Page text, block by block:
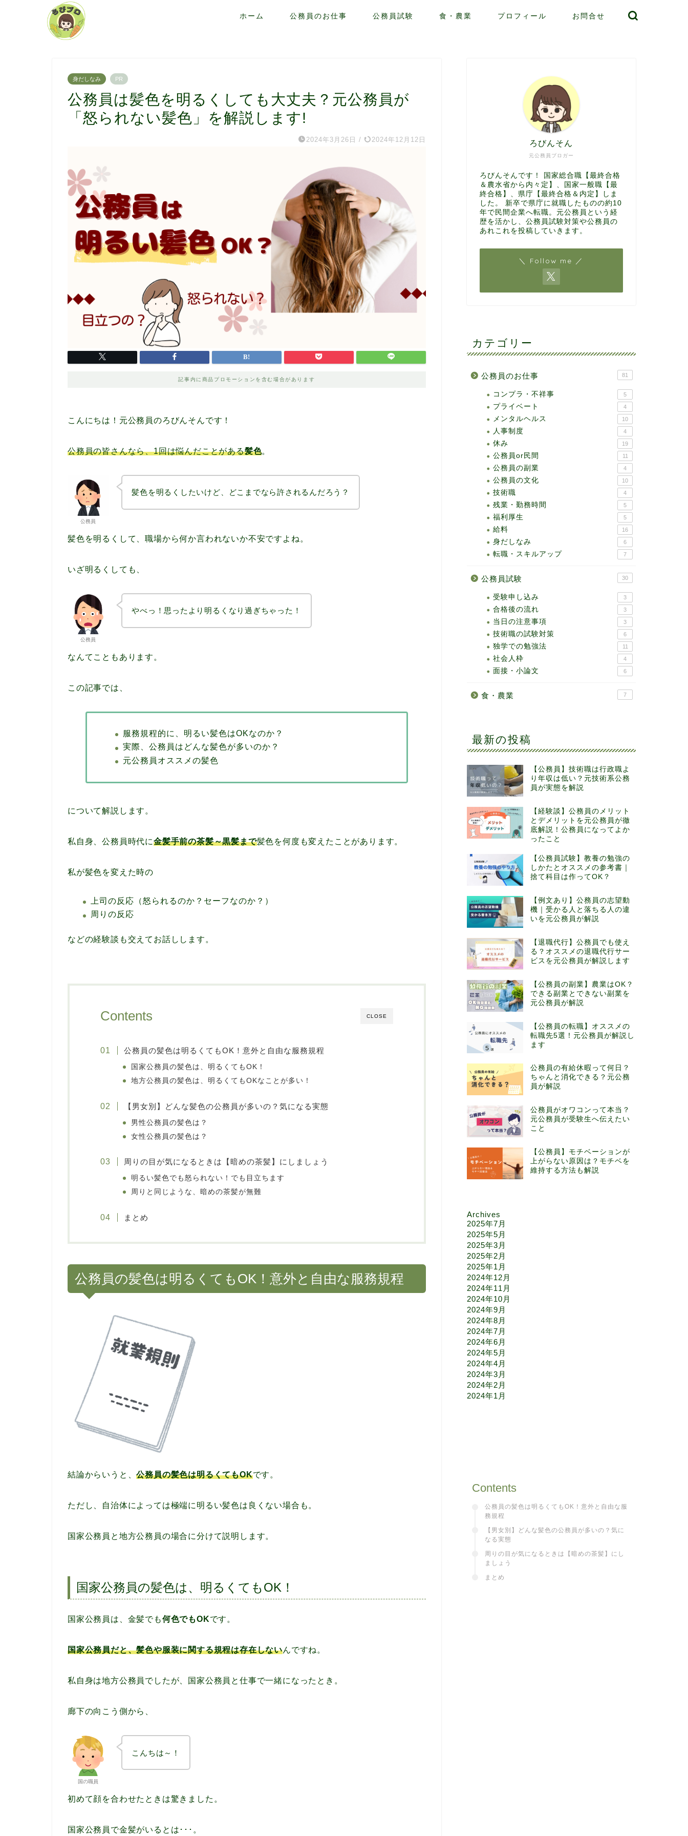
ホーム 公務員のお仕事 公務員試験 食・農業 プロフィール お問合せ
身だしなみ PR
公務員は髪色を明るくしても大丈夫？元公務員が
「怒られない髪色」を解説します!
2024年3月26日 / 2024年12月12日
記事内に商品プロモーションを含む場合があります
こんにちは！元公務員のろびんそんです！
公務員の皆さんなら、1回は悩んだことがある髪色。
公務員
髪色を明るくしたいけど、どこまでなら許されるんだろう？
髪色を明るくして、職場から何か言われないか不安ですよね。
いざ明るくしても、
公務員
やべっ！思ったより明るくなり過ぎちゃった！
なんてこともあります。
この記事では、
服務規程的に、明るい髪色はOKなのか？
実際、公務員はどんな髪色が多いのか？
元公務員オススメの髪色
について解説します。
私自身、公務員時代に金髪手前の茶髪～黒髪まで髪色を何度も変えたことがあります。
私が髪色を変えた時の
上司の反応（怒られるのか？セーフなのか？）
周りの反応
などの経験談も交えてお話しします。
CLOSE
Contents
公務員の髪色は明るくてもOK！意外と自由な服務規程
国家公務員の髪色は、明るくてもOK！
地方公務員の髪色は、明るくてもOKなことが多い！
【男女別】どんな髪色の公務員が多いの？気になる実態
男性公務員の髪色は？
女性公務員の髪色は？
周りの目が気になるときは【暗めの茶髪】にしましょう
明るい髪色でも怒られない！でも目立ちます
周りと同じような、暗めの茶髪が無難
まとめ
公務員の髪色は明るくてもOK！意外と自由な服務規程
結論からいうと、公務員の髪色は明るくてもOKです。
ただし、自治体によっては極端に明るい髪色は良くない場合も。
国家公務員と地方公務員の場合に分けて説明します。
国家公務員の髪色は、明るくてもOK！
国家公務員は、金髪でも何色でもOKです。
国家公務員だと、髪色や服装に関する規程は存在しないんですね。
私自身は地方公務員でしたが、国家公務員と仕事で一緒になったとき。
廊下の向こう側から、
国の職員
こんちは～！
初めて顔を合わせたときは驚きました。
国家公務員で金髪がいるとは･･･。
元公務員ブロガー
ろびんそん
ろびんそんです！ 国家総合職【最終合格
＆農水省から内々定】、国家一般職【最
終合格】、県庁【最終合格＆内定】しま
した。 新卒で県庁に就職したものの約10
年で民間企業へ転職。元公務員という経
歴を活かし、公務員試験対策や公務員の
あれこれを投稿していきます。
＼ Follow me ／
カテゴリー
公務員のお仕事 81
コンプラ・不祥事 5
プライベート 4
メンタルヘルス 10
人事制度 4
休み 19
公務員or民間 11
公務員の副業 4
公務員の文化 10
技術職 4
残業・勤務時間 5
福利厚生 5
給料 16
身だしなみ 6
転職・スキルアップ 7
公務員試験 30
受験申し込み 3
合格後の流れ 3
当日の注意事項 3
技術職の試験対策 6
独学での勉強法 11
社会人枠 4
面接・小論文 6
食・農業 7
最新の投稿
【公務員】技術職は行政職よ
り年収は低い？元技術系公務
員が実態を解説
【経験談】公務員のメリット
とデメリットを元公務員が徹
底解説！公務員になってよか
ったこと
【公務員試験】教養の勉強の
しかたとオススメの参考書｜
捨て科目は作ってOK？
【例文あり】公務員の志望動
機｜受かる人と落ちる人の違
いを元公務員が解説
【退職代行】公務員でも使え
る？オススメの退職代行サー
ビスを元公務員が解説します
【公務員の副業】農業はOK？
できる副業とできない副業を
元公務員が解説
【公務員の転職】オススメの
転職先5選！元公務員が解説し
ます
公務員の有給休暇って何日？
ちゃんと消化できる？元公務
員が解説
公務員がオワコンって本当？
元公務員が受験生へ伝えたい
こと
【公務員】モチベーションが
上がらない原因は？モチベを
維持する方法も解説
Archives
2025年7月
2025年5月
2025年3月
2025年2月
2025年1月
2024年12月
2024年11月
2024年10月
2024年9月
2024年8月
2024年7月
2024年6月
2024年5月
2024年4月
2024年3月
2024年2月
2024年1月
Contents
公務員の髪色は明るくてもOK！意外と自由な服
務規程
【男女別】どんな髪色の公務員が多いの？気に
なる実態
周りの目が気になるときは【暗めの茶髪】にし
ましょう
まとめ